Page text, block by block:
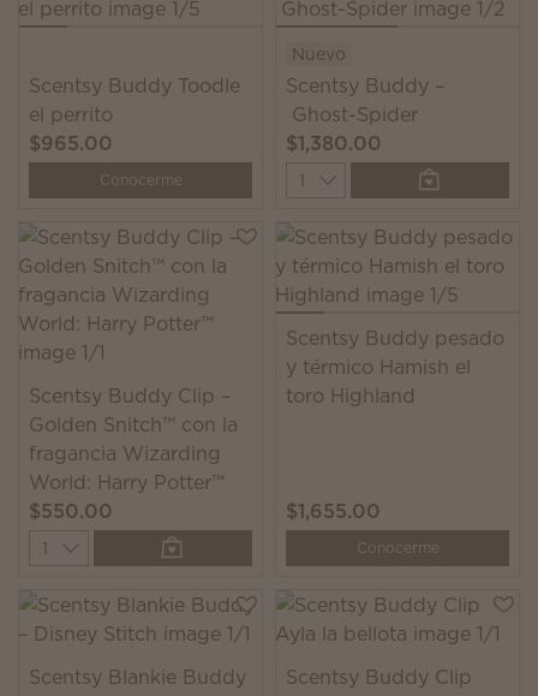
Scentsy Buddy Toodle
el perrito
$965.00
Conocerme
Nuevo
Scentsy Buddy –
Ghost-Spider
$1,380.00
Quantity
Scentsy Buddy Clip –
Golden Snitch™ con la
fragancia Wizarding
World: Harry Potter™
$550.00
Quantity
Scentsy Buddy pesado
y térmico Hamish el
toro Highland
$1,655.00
Conocerme
Scentsy Blankie Buddy
Scentsy Buddy Clip